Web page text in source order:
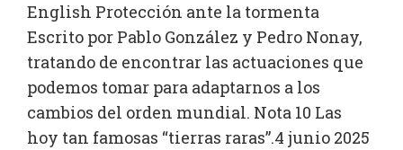
English Protección ante la tormenta
Escrito por Pablo González y Pedro Nonay,
tratando de encontrar las actuaciones que
podemos tomar para adaptarnos a los
cambios del orden mundial. Nota 10 Las
hoy tan famosas “tierras raras”.4 junio 2025